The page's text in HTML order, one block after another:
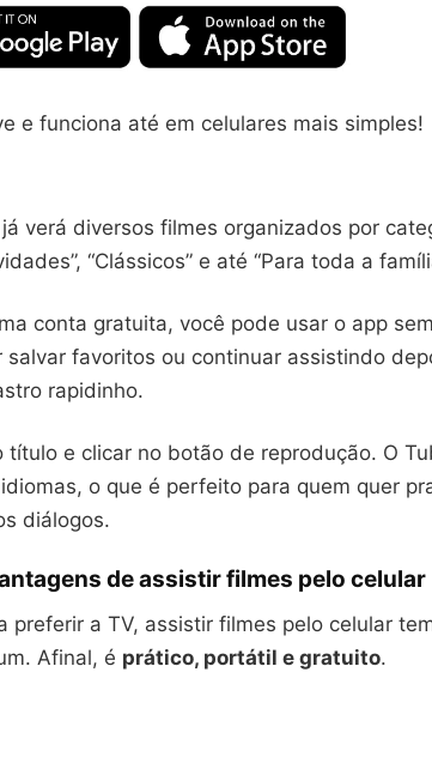
e funciona até em celulares mais simples!
verá diversos filmes organizados por
“Clássicos” e até “Para toda a
conta gratuita, você pode usar o app
favoritos ou continuar assistindo
rapidinho.
título e clicar no botão de reprodução. O
o que é perfeito para quem quer
diálogos.
de assistir filmes pelo celular
preferir a TV, assistir filmes pelo celular
Afinal, é prático, portátil e gratuito.